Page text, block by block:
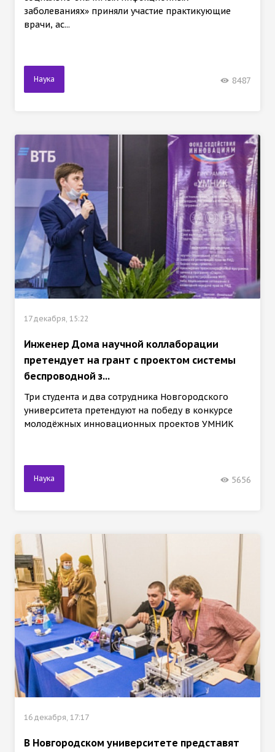
заболеваниях» приняли участие практикующие
врачи, ас...
Наука 8487
17 декабря, 15:22
Инженер Дома научной коллаборации
претендует на грант с проектом системы
беспроводной з...
Три студента и два сотрудника Новгородского
университета претендуют на победу в конкурсе
молодёжных инновационных проектов УМНИК
Наука 5656
16 декабря, 17:17
В Новгородском университете представят